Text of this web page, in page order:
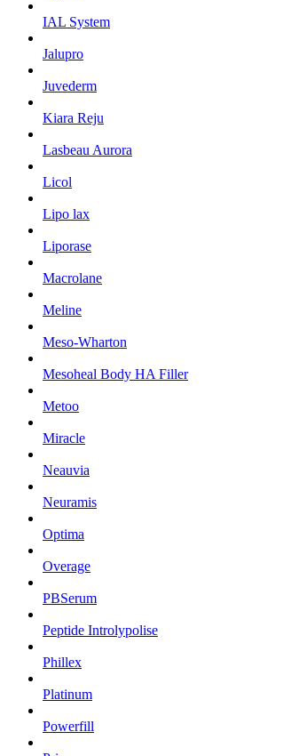
IAL System
Jalupro
Juvederm
Kiara Reju
Lasbeau Aurora
Licol
Lipo lax
Liporase
Macrolane
Meline
Meso-Wharton
Mesoheal Body HA Filler
Metoo
Miracle
Neauvia
Neuramis
Optima
Overage
PBSerum
Peptide Introlypolise
Phillex
Platinum
Powerfill